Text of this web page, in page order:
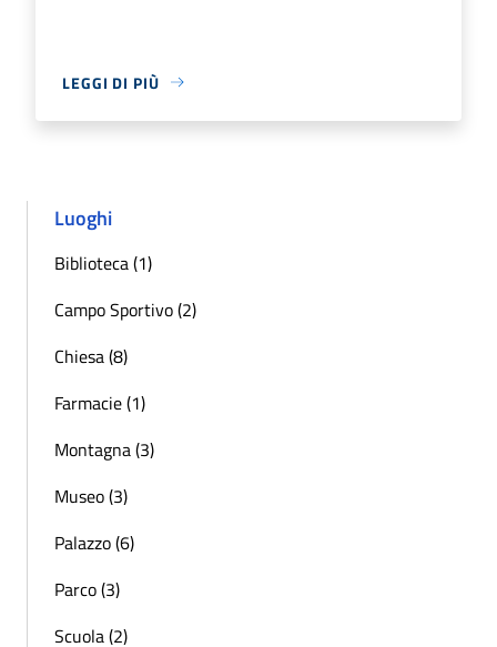
LEGGI DI PIÙ
Luoghi
Biblioteca (1)
Campo Sportivo (2)
Chiesa (8)
Farmacie (1)
Montagna (3)
Museo (3)
Palazzo (6)
Parco (3)
Scuola (2)